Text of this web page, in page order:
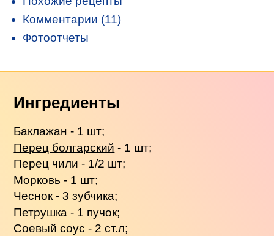
Комментарии (11)
Фотоотчеты
Ингредиенты
Баклажан - 1 шт;
Перец болгарский - 1 шт;
Перец чили - 1/2 шт;
Морковь - 1 шт;
Чеснок - 3 зубчика;
Петрушка - 1 пучок;
Соевый соус - 2 ст.л;